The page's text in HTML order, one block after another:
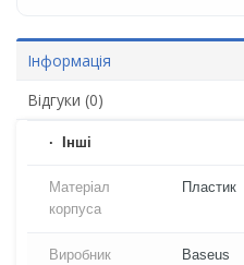
Інформація
Відгуки (0)
Iнші
Матеріал
корпуса
Пластик
Виробник Baseus